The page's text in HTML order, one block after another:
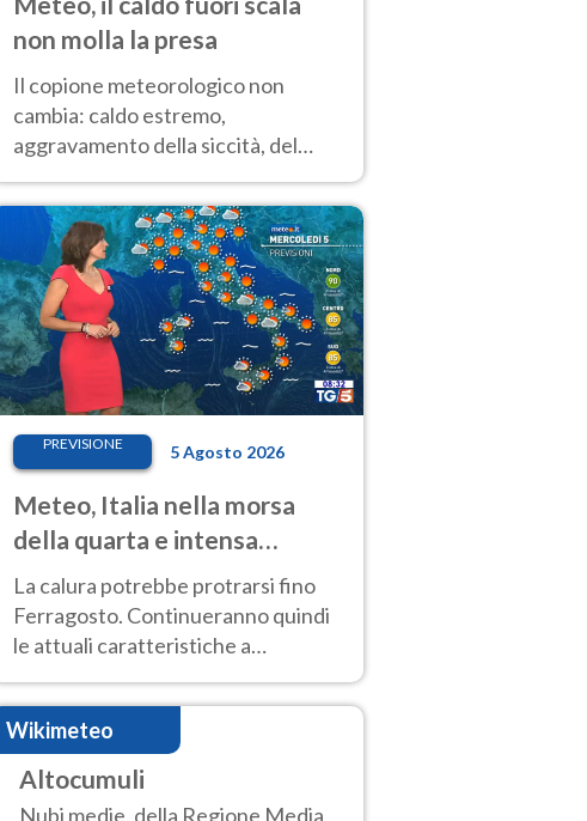
non molla la presa
Il copione meteorologico non
cambia: caldo estremo,
aggravamento della siccità, del
calore. Nessun cambiamento fino
Ferragosto
PREVISIONE 5 Agosto 2026
Meteo, Italia nella morsa
della quarta e intensa
ondata di caldo
La calura potrebbe protrarsi fino
Ferragosto. Continueranno quindi
le attuali caratteristiche a
dominare le prossime giornate:
caldo estremo e temporali di calore
Wikimeteo
Altocumuli
Nubi medie, della Regione Media